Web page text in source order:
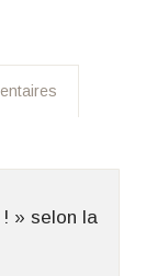
» selon la